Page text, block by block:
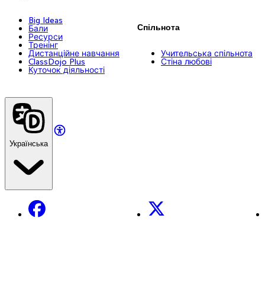
Big Ideas
Бали
Ресурси
Тренінг
Дистанційне навчання
ClassDojo Plus
Куточок діяльності
Спільнота
Учительська спільнота
Стіна любові
Українська
Facebook X